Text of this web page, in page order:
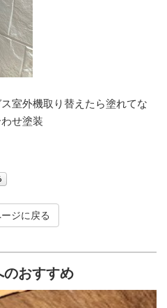
えたら塗れてな
せ塗装
ジに戻る
のおすすめ